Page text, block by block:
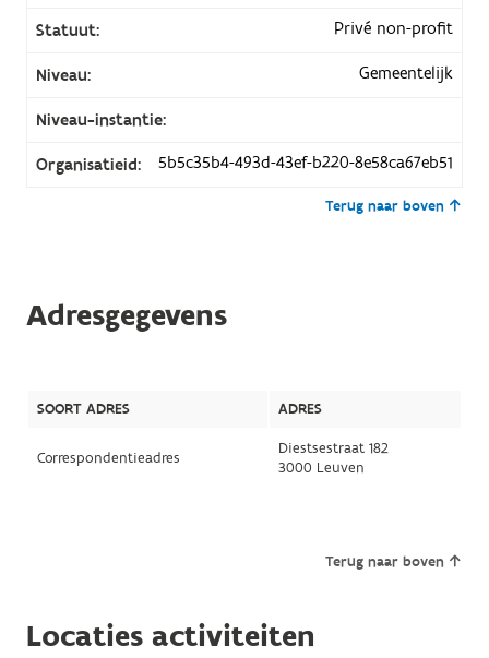
Statuut:
Privé non-profit
Niveau: Gemeentelijk
Niveau-instantie:
Organisatieid: 5b5c35b4-493d-43ef-b220-8e58ca67eb51
Terug naar boven
Adresgegevens
SOORT ADRES ADRES
Correspondentieadres
Diestsestraat 182
3000 Leuven
Terug naar boven
Locaties activiteiten